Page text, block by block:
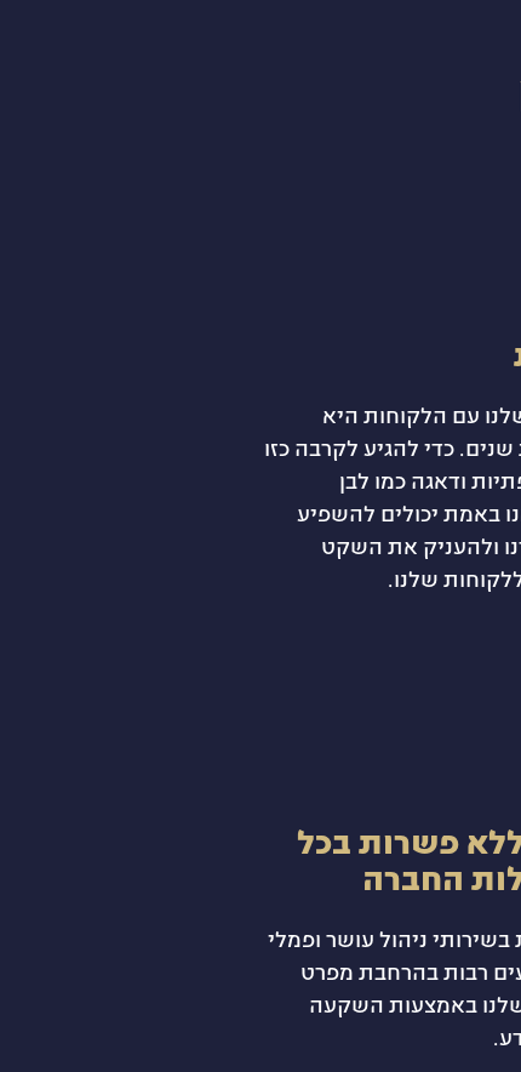
עם הלקוחות היא
שנים. כדי להגיע לקרבה כזו
ודאגה כמו לבן
באמת יכולים להשפיע
ולהעניק את השקט
שלנו.
פשרות בכל
החברה
ניהול עושר ופמלי
רבות בהרחבת מפרט
באמצעות השקעה